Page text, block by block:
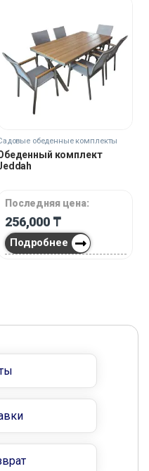
обеденные комплекты
комплект
Последняя цена:
256,000 ₸
Подробнее